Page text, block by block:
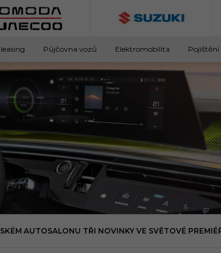
Půjčovna vozů Elektromobilita Pojištění
AUTOSALONU TŘI NOVINKY VE SVĚTOVÉ